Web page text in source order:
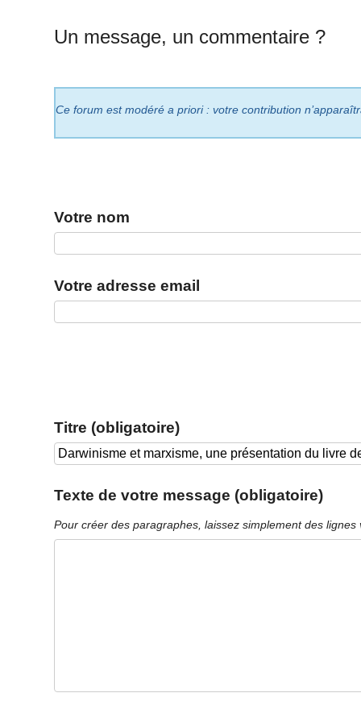
Un message, un commentaire ?
Ce forum est modéré a priori : votre contribution
Votre nom
Votre adresse email
Titre (obligatoire)
Texte de votre message (obligatoire)
Pour créer des paragraphes, laissez simplement des lignes